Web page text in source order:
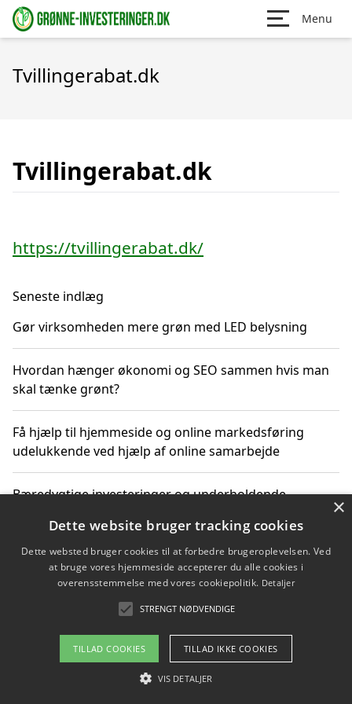
Menu
Tvillingerabat.dk
Tvillingerabat.dk
https://tvillingerabat.dk/
Seneste indlæg
Gør virksomheden mere grøn med LED belysning
Hvordan hænger økonomi og SEO sammen hvis man
skal tænke grønt?
Få hjælp til hjemmeside og online markedsføring
udelukkende ved hjælp af online samarbejde
Bæredygtige investeringer og underholdende
Sådan kan online møder for virksomheder fremme
grønne investeringer
Copyright 2026 - Pilanto Aps
Om / kontakt
×
Dette website bruger tracking cookies
Dette websted bruger cookies til at forbedre brugeroplevelsen. Ved
at bruge vores hjemmeside accepterer du alle cookies i
overensstemmelse med vores cookiepolitik. Detaljer
STRENGT NØDVENDIGE
TILLAD COOKIES TILLAD IKKE COOKIES
VIS DETALJER